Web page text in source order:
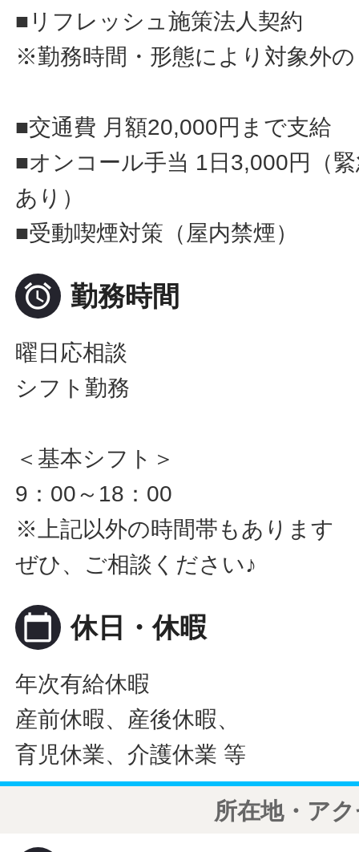
■リフレッシュ施策法人契約
※勤務時間・形態により対象外
■交通費 月額20,000円まで支給
■オンコール手当 1日3,000円（
あり）
■受動喫煙対策（屋内禁煙）
 勤務時間
曜日応相談
シフト勤務
＜基本シフト＞
9：00～18：00
※上記以外の時間帯もあります
ぜひ、ご相談ください♪
calendar_today 休日・休暇
年次有給休暇
産前休暇、産後休暇、
育児休業、介護休業 等
所在地・ア